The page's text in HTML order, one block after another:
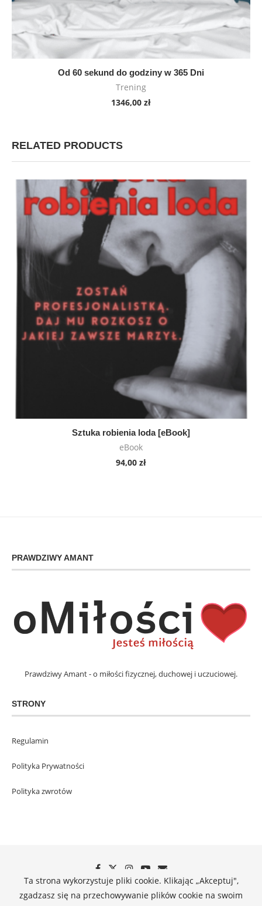
Od 60 sekund do godziny w 365 Dni
Trening
1346,00 zł
RELATED PRODUCTS
Sztuka robienia loda [eBook]
eBook
94,00 zł
PRAWDZIWY AMANT
Prawdziwy Amant - o miłości fizycznej, duchowej i uczuciowej.
STRONY
Regulamin
Polityka Prywatności
Polityka zwrotów
Ta strona wykorzystuje pliki cookie. Klikając „Akceptuj",
zgadzasz się na przechowywanie plików cookie na swoim